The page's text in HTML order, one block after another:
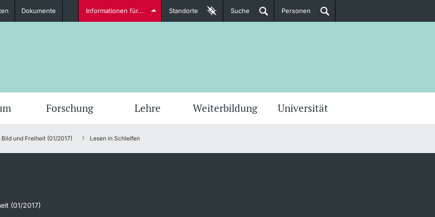
Dozierende
Dokumente Informationen für... Standorte Suche Personen
Forschung Lehre Weiterbildung Universität
Bild und Freiheit (01/2017) Lesen in Schleifen
(01/2017)